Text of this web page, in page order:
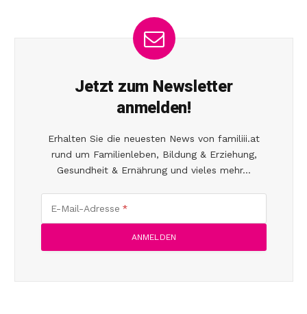
Jetzt zum Newsletter
anmelden!
Erhalten Sie die neuesten News von familiii.at
rund um Familienleben, Bildung & Erziehung,
Gesundheit & Ernährung und vieles mehr...
E-Mail-Adresse